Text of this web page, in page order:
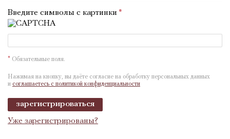
Введите символы с картинки
* Обязательные поля.
Нажимая на кнопку, вы даёте согласие на обработку персональных данных
и соглашаетесь с политикой конфиденциальности
зарегистрироваться
Уже зарегистрированы?